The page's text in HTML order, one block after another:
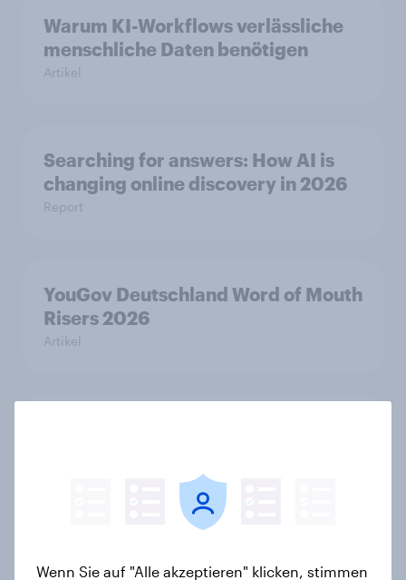
Warum KI-Workflows verlässliche
menschliche Daten benötigen
Artikel
Searching for answers: How AI is
changing online discovery in 2026
Report
YouGov Deutschland Word of Mouth
Risers 2026
Artikel
KI-Assistenten etablieren sich als
Wenn Sie auf "Alle akzeptieren" klicken, stimmen